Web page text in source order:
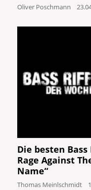
Oliver Poschmann
Die besten
Rage Against
Name“
Thomas Meinlschmidt